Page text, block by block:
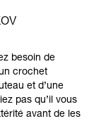
Validez
à refaire
d’autres
besoin de
crochet
et d’une
pas qu’il vous
avant de les